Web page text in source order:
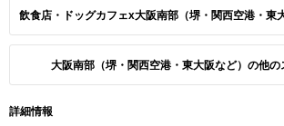
大阪南部（堺・関西空港・東大阪など）の他の
詳細情報